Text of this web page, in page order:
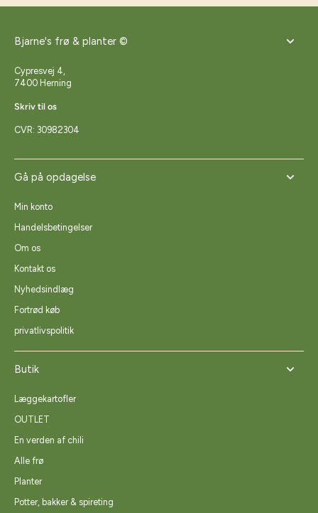
Bjarne's frø & planter ©
Cypresvej 4,
7400 Herning
Skriv til os
CVR: 30982304
Gå på opdagelse
Min konto
Handelsbetingelser
Om os
Kontakt os
Nyhedsindlæg
Fortrød køb
privatlivspolitik
Butik
Læggekartofler
OUTLET
En verden af chili
Alle frø
Planter
Potter, bakker & spireting